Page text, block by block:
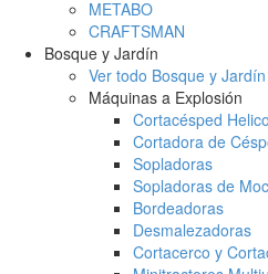
METABO
CRAFTSMAN
Bosque y Jardín
Ver todo Bosque y Jardín
Máquinas a Explosión
Cortacésped
Cortadora de
Sopladoras
Sopladoras de
Bordeadoras
Desmalezadoras
Cortacerco y